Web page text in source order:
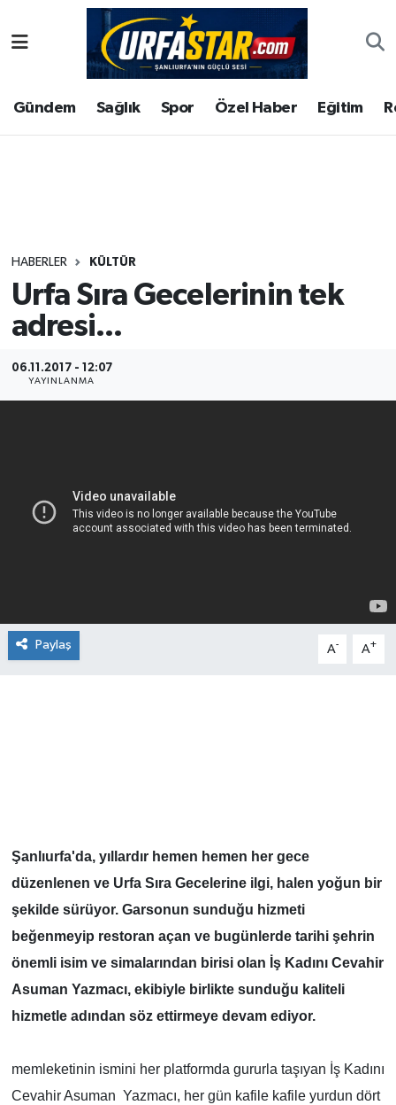
Gündem Sağlık Spor Özel Haber Eğitim
HABERLER KÜLTÜR
Urfa Sıra Gecelerinin tek
adresi...
06.11.2017 - 12:07
YAYINLANMA
Paylaş A- A+
Şanlıurfa'da, yıllardır hemen hemen her gece
düzenlenen ve Urfa Sıra Gecelerine ilgi, halen yoğun bir
şekilde sürüyor. Garsonun sunduğu hizmeti
beğenmeyip restoran açan ve bugünlerde tarihi şehrin
önemli isim ve simalarından birisi olan İş Kadını Cevahir
Asuman Yazmacı, ekibiyle birlikte sunduğu kaliteli
hizmetle adından söz ettirmeye devam ediyor.
memleketinin ismini her platformda gururla taşıyan İş Kadını
Cevahir Asuman Yazmacı, her gün kafile kafile yurdun dört
ASAYİS
ÇEVRE
Gündem
Kültür
Magazin
Şanlıurfa Nöbetçi Eczaneler
Şanlıurfa Hava Durumu
Tüm Manşetler
Son Dakika Haberleri
Haber Arşivi